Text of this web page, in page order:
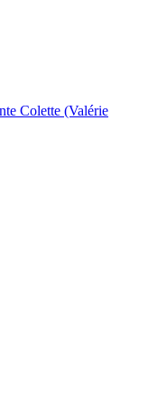
Colette (Valérie